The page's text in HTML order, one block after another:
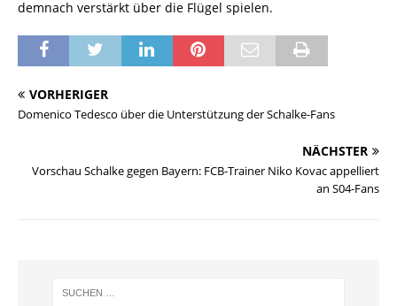
demnach verstärkt über die Flügel spielen.
VORHERIGER
Domenico Tedesco über die Unterstützung der Schalke-Fans
NÄCHSTER
Vorschau Schalke gegen Bayern: FCB-Trainer Niko Kovac appelliert
an S04-Fans